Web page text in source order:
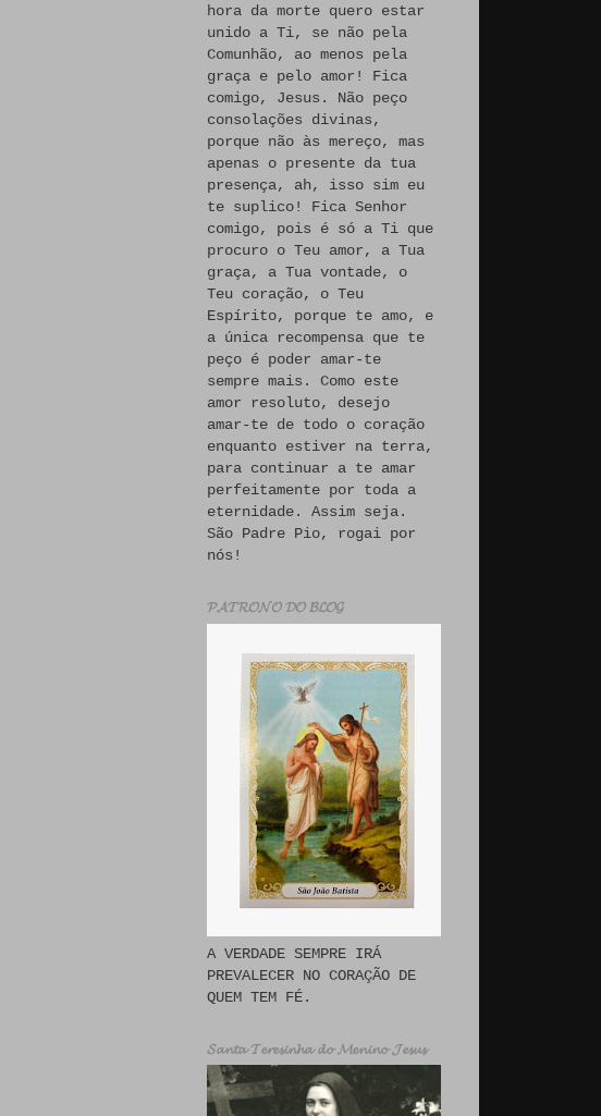
hora da morte quero estar
unido a Ti, se não pela
Comunhão, ao menos pela
graça e pelo amor! Fica
comigo, Jesus. Não peço
consolações divinas,
porque não às mereço, mas
apenas o presente da tua
presença, ah, isso sim eu
te suplico! Fica Senhor
comigo, pois é só a Ti que
procuro o Teu amor, a Tua
graça, a Tua vontade, o
Teu coração, o Teu
Espírito, porque te amo, e
a única recompensa que te
peço é poder amar-te
sempre mais. Como este
amor resoluto, desejo
amar-te de todo o coração
enquanto estiver na terra,
para continuar a te amar
perfeitamente por toda a
eternidade. Assim seja.
São Padre Pio, rogai por
nós!
𝓟𝓐𝓣𝓡𝓞𝓝𝓞 𝓓𝓞 𝓑𝓛𝓞𝓖
A VERDADE SEMPRE IRÁ
PREVALECER NO CORAÇÃO DE
QUEM TEM FÉ.
𝓢𝓪𝓷𝓽𝓪 𝓣𝓮𝓻𝓮𝓼𝓲𝓷𝓱𝓪 𝓭𝓸 𝓜𝓮𝓷𝓲𝓷𝓸 𝓙𝓮𝓼𝓾𝓼